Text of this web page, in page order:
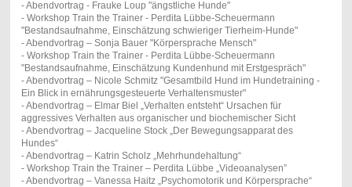
- Abendvortrag - Frauke Loup "ängstliche Hunde"
- Workshop Train the Trainer - Perdita Lübbe-Scheuermann
"Bestandsaufnahme, Einschätzung schwieriger Tierheim-Hunde"
- Abendvortrag – Sonja Bauer "Körpersprache Mensch"
- Workshop Train the Trainer - Perdita Lübbe-Scheuermann
"Bestandsaufnahme, Einschätzung Kundenhund mit Erstgespräch"
- Abendvortrag – Nicole Schmitz "Gesamtbild Hund im Hundetraining -
Ein Blick in ernährungsgesteuerte Verhaltensmuster"
- Abendvortrag – Elmar Biel „Verhalten entsteht“ Ursachen für
aggressives Verhalten aus organischer und biochemischer Sicht
- Abendvortrag – Jacqueline Stock „Der Bewegungsapparat des
Hundes“
- Abendvortrag – Katrin Scholz „Mehrhundehaltung“
- Workshop Train the Trainer – Perdita Lübbe „Videoanalysen”
- Abendvortrag – Vanessa Haitz „Psychomotorik und Körpersprache“